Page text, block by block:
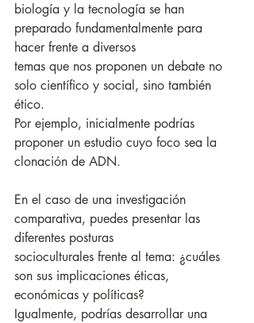
biología y la tecnología se han
preparado fundamentalmente para
hacer frente a diversos
temas que nos proponen un debate no
solo científico y social, sino también
ético.
Por ejemplo, inicialmente podrías
proponer un estudio cuyo foco sea la
clonación de ADN.
En el caso de una investigación
comparativa, puedes presentar las
diferentes posturas
socioculturales frente al tema: ¿cuáles
son sus implicaciones éticas,
económicas y políticas?
Igualmente, podrías desarrollar una